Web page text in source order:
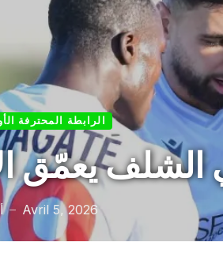
الرابطة المحترفة
الشلف يعمّق
— Avril 5, 2026